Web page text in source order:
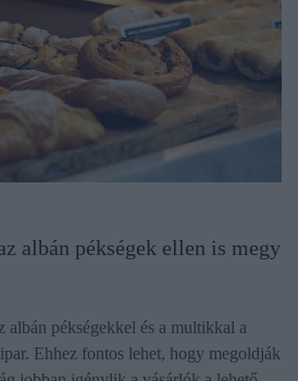
albán pékségek ellen is megy
albán pékségekkel és a multikkal a
Ehhez fontos lehet, hogy megoldják